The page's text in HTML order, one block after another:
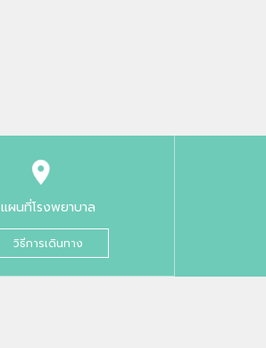
แผนที่โรงพยาบาล
วิธีการเดินทาง